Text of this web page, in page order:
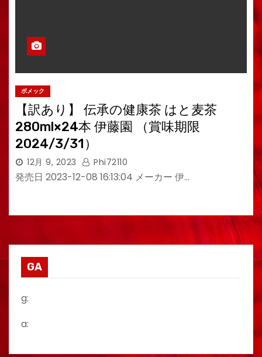
ボメック
【訳あり】 伝承の健康茶 はと麦茶
280ml×24本 伊藤園 （賞味期限
2024/3/31）
12月 9, 2023 Phi72110
発売日 2023-12-08 16:13:04 メーカー 伊…
GA
g:
a: